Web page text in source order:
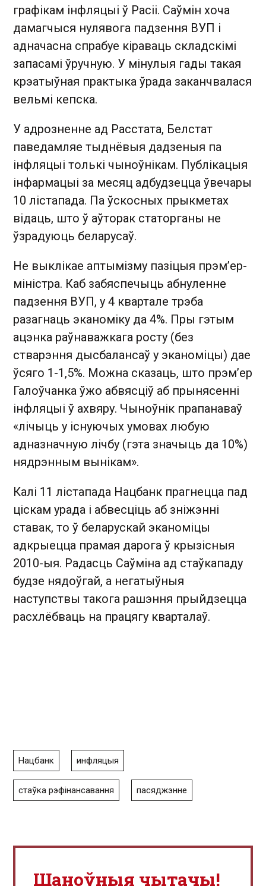
графікам інфляцыі ў Расіі. Саўмін хоча
дамагчыся нулявога падзення ВУП і
адначасна спрабуе кіраваць складскімі
запасамі ўручную. У мінулыя гады такая
крэатыўная практыка ўрада заканчвалася
вельмі кепска.
У адрозненне ад Расстата, Белстат
паведамляе тыднёвыя дадзеныя па
інфляцыі толькі чыноўнікам. Публікацыя
інфармацыі за месяц адбудзецца ўвечары
10 лістапада. Па ўскосных прыкметах
відаць, што ў аўторак статорганы не
ўзрадуюць беларусаў.
Не выклікае аптымізму пазіцыя прэм’ер-
міністра. Каб забяспечыць абнуленне
падзення ВУП, у 4 квартале трэба
разагнаць эканоміку да 4%. Пры гэтым
ацэнка раўнаважкага росту (без
стварэння дысбалансаў у эканоміцы) дае
ўсяго 1-1,5%. Можна сказаць, што прэм’ер
Галоўчанка ўжо абвясціў аб прынясенні
інфляцыі ў ахвяру. Чыноўнік прапанаваў
«лічыць у існуючых умовах любую
адназначную лічбу (гэта значыць да 10%)
нядрэнным вынікам».
Калі 11 лістапада Нацбанк прагнецца пад
ціскам урада і абвесціць аб зніжэнні
ставак, то ў беларускай эканоміцы
адкрыецца прамая дарога ў крызісныя
2010-ыя. Радасць Саўміна ад стаўкападу
будзе нядоўгай, а негатыўныя
наступствы такога рашэння прыйдзецца
расхлёбваць на працягу кварталаў.
Нацбанк инфляцыя
стаўка рэфінансавання пасяджэнне
Шаноўныя чытачы!